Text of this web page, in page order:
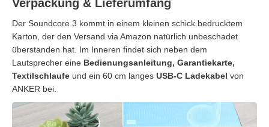
Verpackung & Lieferumfang
Der Soundcore 3 kommt in einem kleinen schick bedrucktem
Karton, der den Versand via Amazon natürlich unbeschadet
überstanden hat. Im Inneren findet sich neben dem
Lautsprecher eine Bedienungsanleitung, Garantiekarte,
Textilschlaufe und ein 60 cm langes USB-C Ladekabel von
ANKER bei.